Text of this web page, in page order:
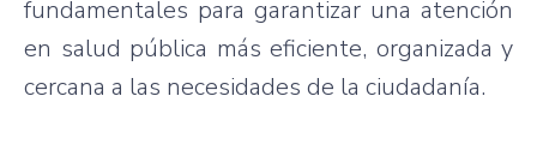
fundamentales para garantizar una atención
en salud pública más eficiente, organizada y
cercana a las necesidades de la ciudadanía.